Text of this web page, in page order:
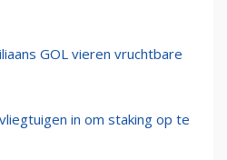
GOL vieren vruchtbare
in om staking op te